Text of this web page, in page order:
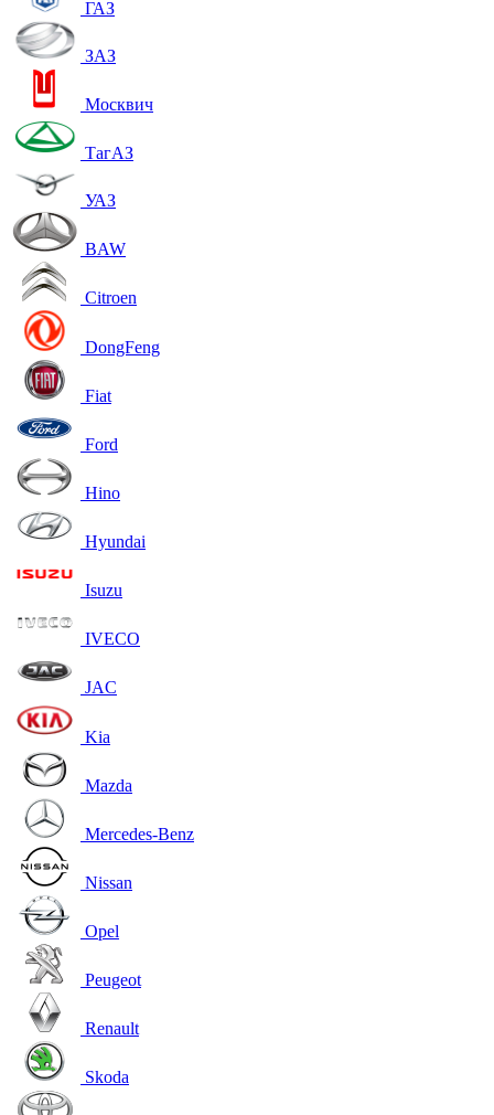
ГАЗ
ЗАЗ
Москвич
ТагАЗ
УАЗ
BAW
Citroen
DongFeng
Fiat
Ford
Hino
Hyundai
Isuzu
IVECO
JAC
Kia
Mazda
Mercedes-Benz
Nissan
Opel
Peugeot
Renault
Skoda